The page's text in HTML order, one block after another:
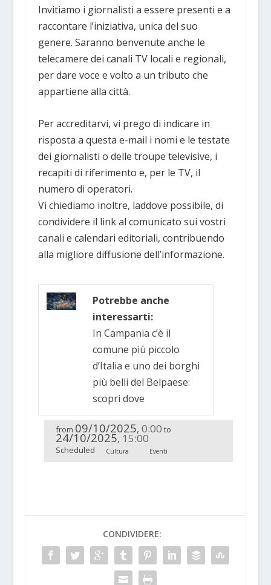
Invitiamo i giornalisti a essere presenti e a
raccontare l’iniziativa, unica del suo
genere. Saranno benvenute anche le
telecamere dei canali TV locali e regionali,
per dare voce e volto a un tributo che
appartiene alla città.
Per accreditarvi, vi prego di indicare in
risposta a questa e-mail i nomi e le testate
dei giornalisti o delle troupe televisive, i
recapiti di riferimento e, per le TV, il
numero di operatori.
Vi chiediamo inoltre, laddove possibile, di
condividere il link al comunicato sui vostri
canali e calendari editoriali, contribuendo
alla migliore diffusione dell’informazione.
Potrebbe anche
interessarti:
In Campania c’è il
comune più piccolo
d’Italia e uno dei borghi
più belli del Belpaese:
scopri dove
from 09/10/2025, 0:00 to
24/10/2025, 15:00
Scheduled Cultura Eventi
CONDIVIDERE: